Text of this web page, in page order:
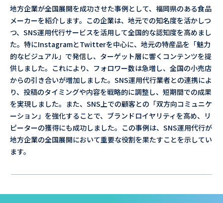
地方企業が全国展開を成功させた事例として、福岡県のある食品
メーカーを紹介します。この企業は、地元での知名度を活かしつ
つ、SNS運用代行サービスを活用して全国的な認知度を高めまし
た。特にInstagramとTwitterを中心に、地元の特産品を「魅力
的なビジュアル」で発信し、ターゲット層に響くコンテンツを提
供しました。これにより、フォロワー数は急増し、全国の小売店
からの引き合いが増加しました。SNS運用代行業者との連携によ
り、投稿のタイミングや内容を戦略的に調整し、短期間での成果
を実現しました。また、SNS上での顧客との「双方向コミュニケ
ーション」を強化することで、ブランドロイヤリティを高め、リ
ピーターの獲得にも成功しました。この事例は、SNS運用代行が
地方企業の全国展開において重要な役割を果たすことを示してい
ます。